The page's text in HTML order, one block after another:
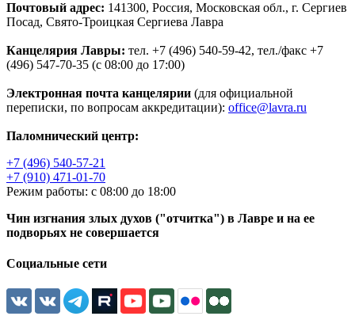
Почтовый адрес: 141300, Россия, Московская обл., г. Сергиев
Посад, Свято-Троицкая Сергиева Лавра
Канцелярия Лавры: тел. +7 (496) 540-59-42, тел./факс +7
(496) 547-70-35 (с 08:00 до 17:00)
Электронная почта канцелярии (для официальной
переписки, по вопросам аккредитации): office@lavra.ru
Паломнический центр:
+7 (496) 540-57-21
+7 (910) 471-01-70
Режим работы: с 08:00 до 18:00
Чин изгнания злых духов ("отчитка") в Лавре и на ее
подворьях не совершается
Социальные сети